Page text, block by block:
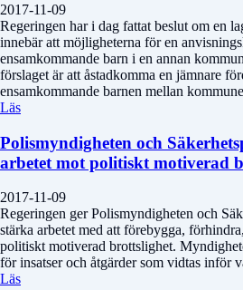
2017-11-09
Regeringen har i dag fattat beslut om en
innebär att möjligheterna för en
ensamkommande barn i en annan
förslaget är att åstadkomma en jämnare
ensamkommande barnen mellan
Läs
Polismyndigheten och
arbetet mot politiskt motiverad
2017-11-09
Regeringen ger Polismyndigheten och
stärka arbetet med att förebygga,
politiskt motiverad brottslighet.
för insatser och åtgärder som vidtas inför
Läs